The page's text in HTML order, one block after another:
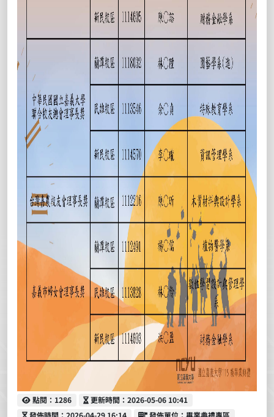
點閱
點閱：1286 更新時間
更新時間：2026-05-06 10:41
發佈時間
發佈時間：2026-04-29 16:14 發佈單位
發佈單位：畢業典禮專區